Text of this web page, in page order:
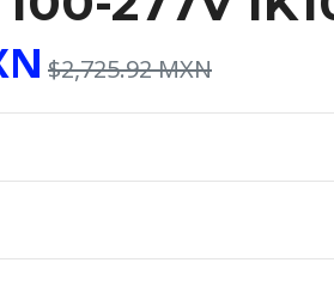
$2,725.92 MXN